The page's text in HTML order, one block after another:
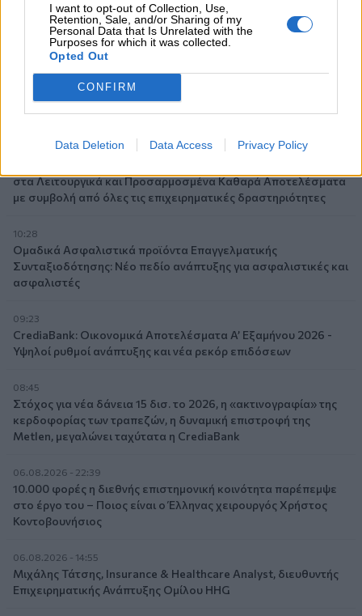
I want to opt-out of Collection, Use,
Retention, Sale, and/or Sharing of my
Personal Data that Is Unrelated with the
Purposes for which it was collected.
Opted Out
CONFIRM
Data Deletion Data Access Privacy Policy
Allianz: Ισχυρές επιδόσεις στο α’ εξάμηνο του 2026 – Ο Oliver
Bäte συνδέει τα αποτελέσματα με το κλείσιμο του
«protection gap»
Οι αισθητήρες βλέπουν καλύτερα από τον άνθρωπο. Πάντα;
στα Λειτουργικά και Προσαρμοσμένα Καθαρά Αποτελέσματα
με συμβολή από όλες τις επιχειρηματικές δραστηριότητες
10:28
Ομαδικά Ασφαλιστικά προϊόντα Επαγγελματικής
Συνταξιοδότησης: Νέο πεδίο ανάπτυξης για ασφαλιστικές και
ασφαλιστές
09:23
CrediaBank: Οικονομικά Αποτελέσματα A’ Εξαμήνου 2026 -
Υψηλοί ρυθμοί ανάπτυξης και νέα ρεκόρ επιδόσεων
08:45
Στόχος για νέα δάνεια 15 δισ. το 2026, η «ακτινογραφία» της
κερδοφορίας των τραπεζών, η δυναμική επιστροφή της
Metlen, μεγαλώνει ταχύτατα η CrediaBank
06.08.2026 - 22:39
10.000 φορές η διεθνής επιστημονική κοινότητα παρέπεμψε
στο έργο του – Ποιος είναι ο Έλληνας χειρουργός Χρήστος
Κοντοβουνήσιος
06.08.2026 - 14:55
Μιχάλης Τάτσης, Insurance & Healthcare Analyst, διευθυντής
Επιχειρηματικής Ανάπτυξης Ομίλου HHG